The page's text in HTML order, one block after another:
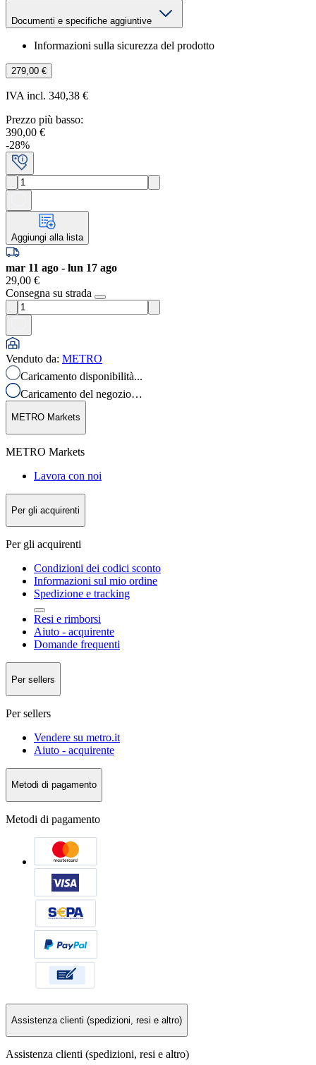
Documenti e specifiche aggiuntive
Informazioni sulla sicurezza del prodotto
279,00 €
IVA incl. 340,38 €
Prezzo più basso:
390,00 €
-28%
Aggiungi alla lista
mar 11 ago - lun 17 ago
29,00 €
Consegna su strada
Venduto da: METRO
Caricamento disponibilità...
Caricamento del negozio…
METRO Markets
METRO Markets
Lavora con noi
Per gli acquirenti
Per gli acquirenti
Condizioni dei codici sconto
Informazioni sul mio ordine
Spedizione e tracking
Resi e rimborsi
Aiuto - acquirente
Domande frequenti
Per sellers
Per sellers
Vendere su metro.it
Aiuto - acquirente
Metodi di pagamento
Metodi di pagamento
Assistenza clienti (spedizioni, resi e altro)
Assistenza clienti (spedizioni, resi e altro)